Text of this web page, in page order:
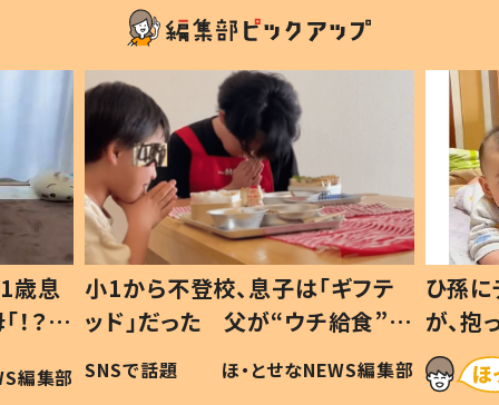
歳息
？」
編集部
小1から不登校、息子は「ギフテ
ッド」だった 父が“ウチ給食”を
作り続ける理由とは #令和の親
#令和の子
SNSで話題 ほ・とせなNEWS編集部
ひ孫
が、
「涙が
い」